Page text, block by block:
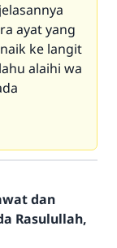
ayat yang
ke langit
alaihi wa
dan
Rasulullah,